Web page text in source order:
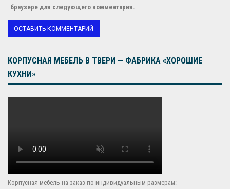
браузере для следующего комментария.
КОРПУСНАЯ МЕБЕЛЬ В ТВЕРИ — ФАБРИКА «ХОРОШИЕ
КУХНИ»
Корпусная мебель на заказ по индивидуальным размерам: